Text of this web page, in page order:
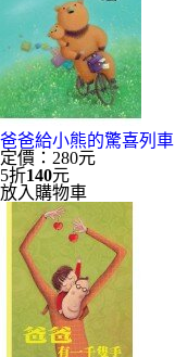
爸爸給小熊的驚喜列車
定價：280元
5折140元
放入購物車